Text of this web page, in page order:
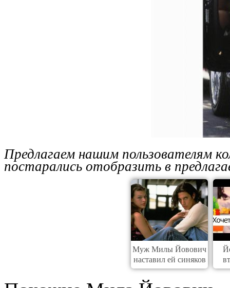
Предлагаем нашим пользователям
постарались отобразить в
Муж Милы Йовович
наставил ей синяков